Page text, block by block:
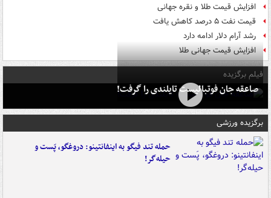
افزایش قیمت طلا و نقره جهانی
قیمت نفت ۵ درصد کاهش یافت
رشد آرام دلار ادامه دارد
افزایش قیمت جهانی طلا
فیلم برگزیده
صاعقه جان فوتبالیست تایلندی را گرفت!
برگزیده ورزشی
حمله تند فیگو به اینفانتینو: دروغگو، پَست‌ و
حیله‌گر!